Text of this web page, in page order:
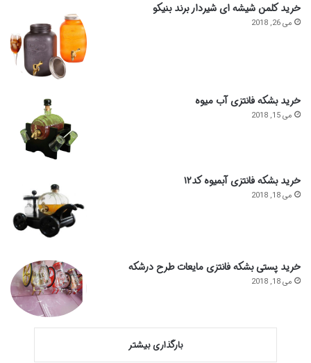
خرید کلمن شیشه ای شیردار برند بنیکو
می 26, 2018
خرید بشکه فانتزی آب میوه
می 15, 2018
خرید بشکه فانتزی آبمیوه کد۱۲
می 18, 2018
خرید پستی بشکه فانتزی مایعات طرح درشکه
می 18, 2018
بارگذاری بیشتر